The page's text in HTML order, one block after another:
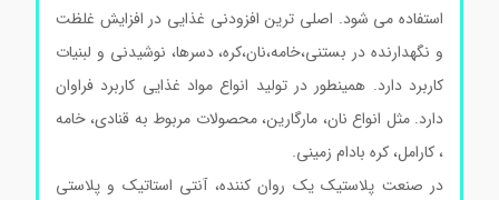
استفاده می شود. اصلی ترین افزودنی غذایی در افزایش غلظت
و نگهدارنده در بستنی،خامه،نان،کره، دسرها، نوشیدنی و لبنیات
کاربرد دارد. همینطور در تولید انواع مواد غذایی کاربرد فراوان
دارد. مثل انواع نان، مارگارین، محصولات مربوط به قنادی، خامه
، کارامل، کره بادام زمینی.
در صنعت پلاستیک یک روان کننده، آنتی استاتیک و پلاستی